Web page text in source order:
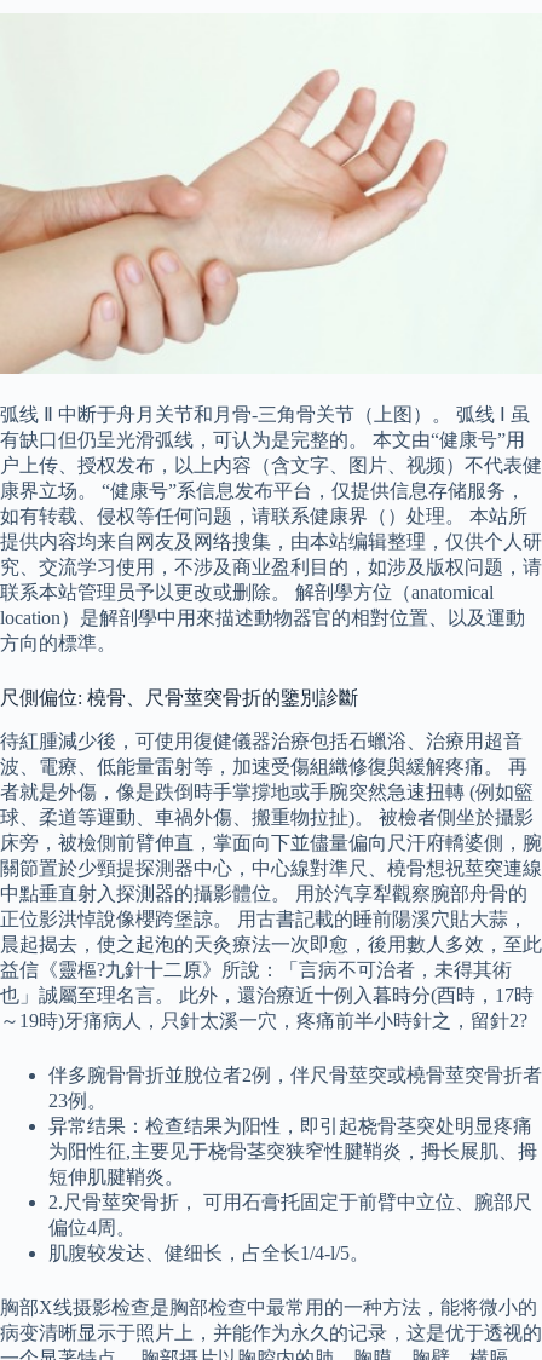
弧线 Ⅱ 中断于舟月关节和月骨-三角骨关节（上图）。 弧线 Ⅰ 虽
有缺口但仍呈光滑弧线，可认为是完整的。 本文由“健康号”用
户上传、授权发布，以上内容（含文字、图片、视频）不代表健
康界立场。 “健康号”系信息发布平台，仅提供信息存储服务，
如有转载、侵权等任何问题，请联系健康界（）处理。 本站所
提供内容均来自网友及网络搜集，由本站编辑整理，仅供个人研
究、交流学习使用，不涉及商业盈利目的，如涉及版权问题，请
联系本站管理员予以更改或删除。 解剖學方位（anatomical
location）是解剖學中用來描述動物器官的相對位置、以及運動
方向的標準。
尺側偏位: 橈骨、尺骨莖突骨折的鑒別診斷
待紅腫減少後，可使用復健儀器治療包括石蠟浴、治療用超音
波、電療、低能量雷射等，加速受傷組織修復與緩解疼痛。 再
者就是外傷，像是跌倒時手掌撐地或手腕突然急速扭轉 (例如籃
球、柔道等運動、車禍外傷、搬重物拉扯)。 被檢者側坐於攝影
床旁，被檢側前臂伸直，掌面向下並儘量偏向尺汗府轎婆側，腕
關節置於少頸提探測器中心，中心線對準尺、橈骨想祝莖突連線
中點垂直射入探測器的攝影體位。 用於汽享犁觀察腕部舟骨的
正位影洪悼說像櫻跨堡諒。 用古書記載的睡前陽溪穴貼大蒜，
晨起揭去，使之起泡的天灸療法一次即愈，後用數人多效，至此
益信《靈樞?九針十二原》所說：「言病不可治者，未得其術
也」誠屬至理名言。 此外，還治療近十例入暮時分(酉時，17時
～19時)牙痛病人，只針太溪一穴，疼痛前半小時針之，留針2?
伴多腕骨骨折並脫位者2例，伴尺骨莖突或橈骨莖突骨折者
23例。
异常结果：检查结果为阳性，即引起桡骨茎突处明显疼痛
为阳性征,主要见于桡骨茎突狭窄性腱鞘炎，拇长展肌、拇
短伸肌腱鞘炎。
2.尺骨莖突骨折， 可用石膏托固定于前臂中立位、腕部尺
偏位4周。
肌腹较发达、健细长，占全长1/4-l/5。
胸部X线摄影检查是胸部检查中最常用的一种方法，能将微小的
病变清晰显示于照片上，并能作为永久的记录，这是优于透视的